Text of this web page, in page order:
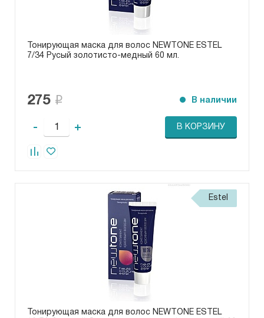
Тонирующая маска для волос NEWTONE ESTEL
7/34 Русый золотисто-медный 60 мл.
275 В наличии
- + В КОРЗИНУ
Estel
Тонирующая маска для волос NEWTONE ESTEL